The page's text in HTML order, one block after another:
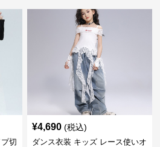
切
¥4,690 (税込)
ダンス衣装 キッズ レース使いオ